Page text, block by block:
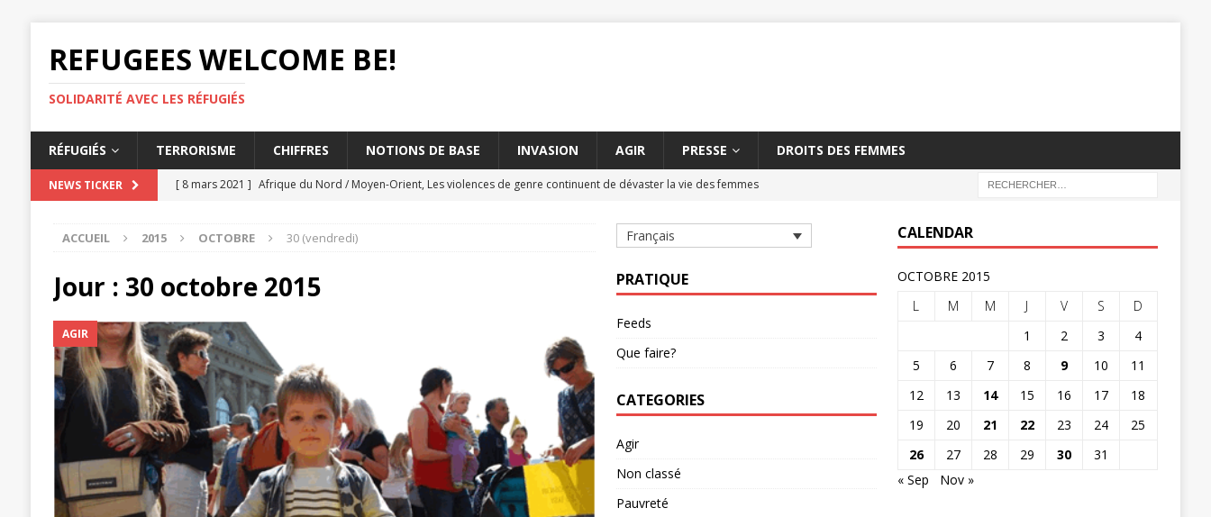
REFUGEES WELCOME BE!
SOLIDARITÉ AVEC LES RÉFUGIÉS
RÉFUGIÉS TERRORISME CHIFFRES NOTIONS DE BASE INVASION AGIR PRESSE DROITS DES FEMMES
NEWS TICKER [ 8 mars 2021 ] Afrique du Nord / Moyen-Orient, Les violences de genre continuent de dévaster la vie des femmes
[ 3 mars 2021 ]
Les États doivent lutter contre les massacres de civils par des armes explosives
AMNESTY
[ 26 février 2021 ] Éthiopie, Le massacre de civils à Aksoum peut constituer un crime contre l'humanité
[ 12 mars 2021 ]
UE, L'accord migratoire délétère entre la Turquie et l'UE dure depuis cinq ans
ACCUEIL 2015 OCTOBRE 30 (vendredi)
Jour : 30 octobre 2015
AGIR
Français
PRATIQUE
Feeds
Que faire?
CATEGORIES
Agir
Non classé
Pauvreté
CALENDAR
OCTOBRE 2015
L
M M J V S
D
1
2 3
4
5
6 7 8 9 10
11
12
13 14 15 16 17
18
19
20 21 22 23 24
25
26
27 28 29 30
31
« Sep
Nov »